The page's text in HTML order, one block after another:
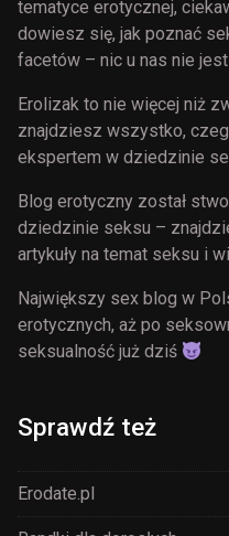
tematyce erotycznej,
dowiesz się, jak poznać
facetów – nic u nas nie
Erolizak to nie więcej niż
znajdziesz wszystko,
ekspertem w dziedzinie
Blog erotyczny został
dziedzinie seksu –
artykuły na temat seksu i
Największy sex blog w
erotycznych, aż po
seksualność już dziś
Sprawdź też
Erodate.pl